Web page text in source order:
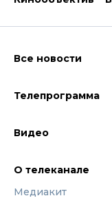
Все новости
Телепрограмма
Видео
О телеканале
Медиакит